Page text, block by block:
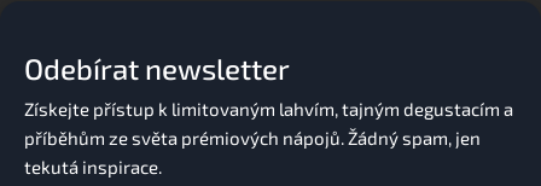
Odebírat newsletter